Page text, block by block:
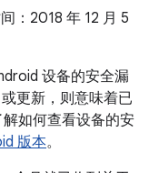
：2018 年 12 月 5
设备的安全漏
更新，则意味着已
如何查看设备的安
版本。